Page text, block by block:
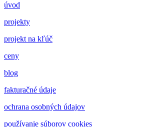
úvod
projekty
projekt na kľúč
ceny
blog
fakturačné údaje
ochrana osobných údajov
používanie súborov cookies